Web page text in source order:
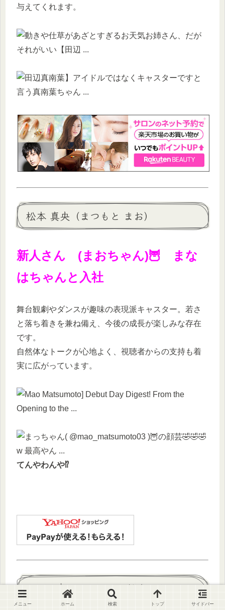
与えてくれます。
松本 真央（まつもと まお）
新人さん (まおちゃん)🦉 まな
はちゃんと入社
舞台観劇やダンスが趣味の表現派キャスター。若さ
と落ち着きを兼ね備え、今後の成長が楽しみな存在
です。
自然体なトークが心地よく、視聴者からの支持も着
実に広がっています。
てんやわんや⁉
まとめ｜キャスターの魅力がウェザー
ニュースライブを支える
メニュー ホーム 検索 トップ サイドバー